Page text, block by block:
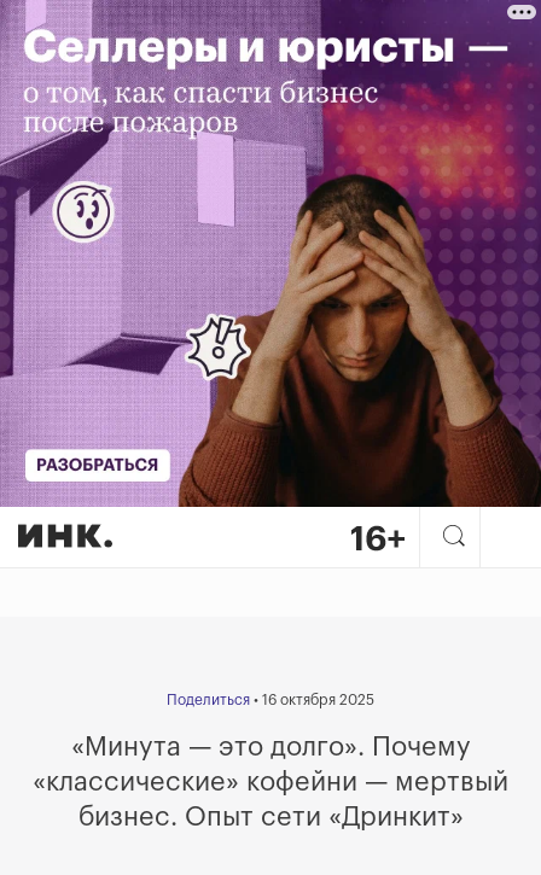
«Минута — это долго».
Поделиться • 16 октября 2025
«Минута — это долго». Почему
«классические» кофейни — мертвый
бизнес. Опыт сети «Дринкит»